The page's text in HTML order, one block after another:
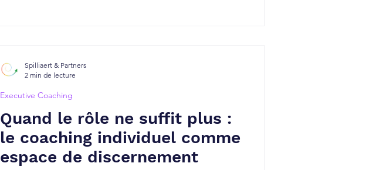
Quand le rôle ne suffit plus :
le coaching individuel comme
espace de discernement
Executive Coaching
Spilliaert & Partners
2 min de lecture